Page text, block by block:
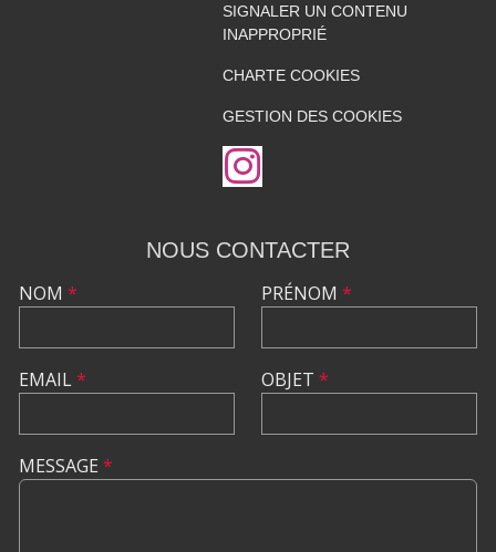
SIGNALER UN CONTENU
INAPPROPRIÉ
CHARTE COOKIES
GESTION DES COOKIES
NOUS CONTACTER
NOM *
EMAIL*
PRÉNOM *
OBJET *
MESSAGE *